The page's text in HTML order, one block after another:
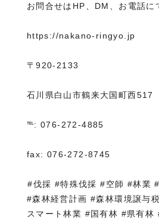
お問合せはHP、DM、お電話に
https://nakano-ringyo.jp⁡
〒920-2133
石川県白山市鶴来大国町西517
℡: 076-272-4885
fax: 076-272-8745
⁡#伐採 #特殊伐採 #空師 #林業
#森林経営計画 #森林環境譲与
スマート林業 #国有林 #県有